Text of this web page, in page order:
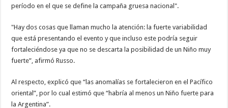
período en el que se define la campaña gruesa nacional".
"Hay dos cosas que llaman mucho la atención: la fuerte variabilidad
que está presentando el evento y que incluso este podría seguir
fortaleciéndose ya que no se descarta la posibilidad de un Niño muy
fuerte”, afirmó Russo.
Al respecto, explicó que “las anomalías se fortalecieron en el Pacífico
oriental”, por lo cual estimó que “habría al menos un Niño fuerte para
la Argentina”.